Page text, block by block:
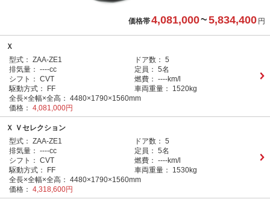
価格帯4,081,000~5,834,400 円
Ｘ
型式： ZAA-ZE1 ドア数： 5
排気量： ----cc 定員： 5名
シフト： CVT 燃費： ----km/l
駆動方式：
FF 車両重量：
1520kg
全長×全幅×全高： 4480×1790×1560mm
価格： 4,081,000円
Ｘ Ｖセレクション
型式： ZAA-ZE1 ドア数： 5
排気量： ----cc 定員： 5名
シフト： CVT 燃費： ----km/l
駆動方式：
FF 車両重量：
1530kg
全長×全幅×全高： 4480×1790×1560mm
価格： 4,318,600円